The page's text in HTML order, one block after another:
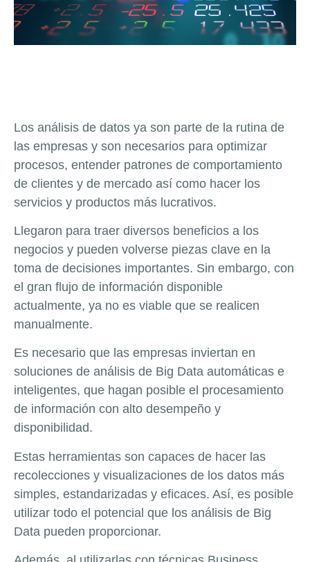
Los análisis de datos ya son parte de la rutina de
las empresas y son necesarios para optimizar
procesos, entender patrones de comportamiento
de clientes y de mercado así como hacer los
servicios y productos más lucrativos.
Llegaron para traer diversos beneficios a los
negocios y pueden volverse piezas clave en la
toma de decisiones importantes. Sin embargo, con
el gran flujo de información disponible
actualmente, ya no es viable que se realicen
manualmente.
Es necesario que las empresas inviertan en
soluciones de análisis de Big Data automáticas e
inteligentes, que hagan posible el procesamiento
de información con alto desempeño y
disponibilidad.
Estas herramientas son capaces de hacer las
recolecciones y visualizaciones de los datos más
simples, estandarizadas y eficaces. Así, es posible
utilizar todo el potencial que los análisis de Big
Data pueden proporcionar.